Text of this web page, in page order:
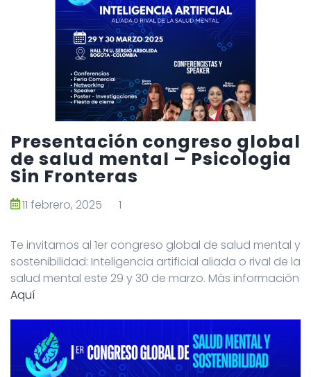
Presentación congreso global
de salud mental – Psicologia
Sin Fronteras
11 febrero, 2025 1
Te invitamos al 1er congreso global de salud mental y
sostenibilidad: Inteligencia artificial aliada o rival de la
salud mental este 29 y 30 de marzo. Más información
Aquí